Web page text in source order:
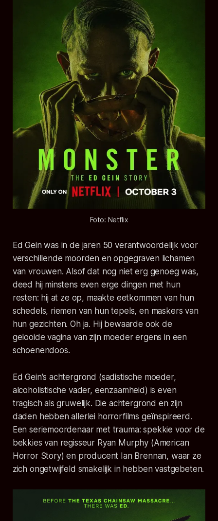
Foto: Netflix
Ed Gein was in de jaren 50 verantwoordelijk voor
verschillende moorden en opgegraven lichamen
van vrouwen. Alsof dat nog niet erg genoeg was,
deed hij minstens even erge dingen met hun
resten: hij at ze op, maakte eetkommen van hun
schedels, riemen van hun tepels, en maskers van
hun gezichten. Oh ja. Hij bewaarde ook de
gelooide vagina van zijn moeder ergens in een
schoenendoos.
Ed Gein's achtergrond (sadistische moeder,
alcoholistische vader, eenzaamheid) is even
tragisch als gruwelijk. Die achtergrond en zijn
daden hebben allerlei horrorfilms geïnspireerd.
Een seriemoordenaar met trauma: spekkie voor de
bekkies van regisseur Ryan Murphy (American
Horror Story) en producent Ian Brennan, waar ze
zich ongetwijfeld smakelijk in hebben vastgebeten.